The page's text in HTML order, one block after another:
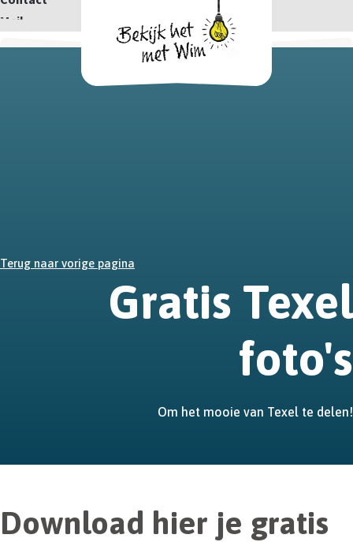
Mail
Terug naar vorige pagina
Gratis Texel
foto's
Om het mooie van Texel te delen!
Download hier je gratis